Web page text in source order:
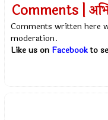
Comments |
Comments written here
moderation.
Like us on Facebookto